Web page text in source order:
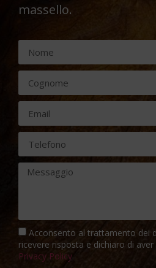
massello.
Acconsento al trattamento dei
ricevere risposta e dichiaro di
Privacy Policy